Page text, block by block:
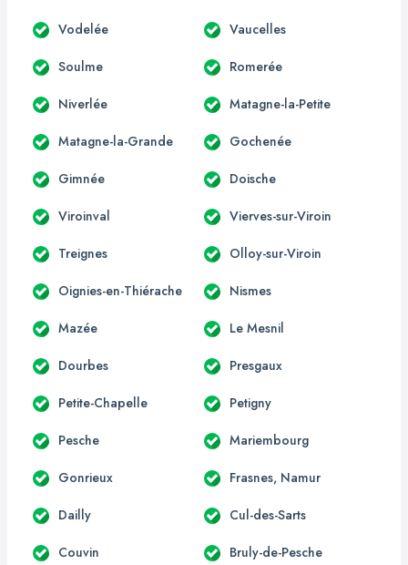
Vodelée Vaucelles
Soulme Romerée
Niverlée Matagne-la-Petite
Matagne-la-Grande Gochenée
Gimnée Doische
Viroinval Vierves-sur-Viroin
Treignes Olloy-sur-Viroin
Oignies-en-Thiérache Nismes
Mazée Le Mesnil
Dourbes Presgaux
Petite-Chapelle Petigny
Pesche Mariembourg
Gonrieux Frasnes, Namur
Dailly Cul-des-Sarts
Couvin Bruly-de-Pesche